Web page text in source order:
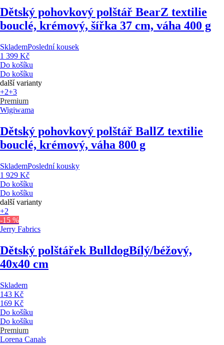
Dětský pohovkový polštář BearZ textilie
bouclé, krémový, šířka 37 cm, váha 400 g
SklademPoslední kousek
1 399 Kč
Do košíku
Do košíku
další varianty
+2+3
Premium
Wigiwama
Dětský pohovkový polštář BallZ textilie
bouclé, krémový, váha 800 g
SklademPoslední kousky
1 929 Kč
Do košíku
Do košíku
další varianty
+2
-15 %
Jerry Fabrics
Dětský polštářek BulldogBílý/béžový,
40x40 cm
Skladem
143 Kč
169 Kč
Do košíku
Do košíku
Premium
Lorena Canals